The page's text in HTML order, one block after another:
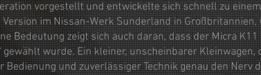
vorgestellt und entwickelte sich schnell zu
im Nissan-Werk Sunderland in Großbritannien,
Bedeutung zeigt sich auch daran, dass der Micra
gewählt wurde. Ein kleiner, unscheinbarer Kleinwagen,
und zuverlässiger Technik genau den Nerv